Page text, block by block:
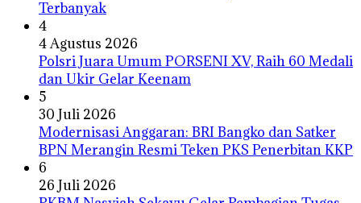
Terbanyak
4
4 Agustus 2026
Polsri Juara Umum PORSENI XV, Raih 60 Medali
dan Ukir Gelar Keenam
5
30 Juli 2026
Modernisasi Anggaran: BRI Bangko dan Satker
BPN Merangin Resmi Teken PKS Penerbitan KKP
6
26 Juli 2026